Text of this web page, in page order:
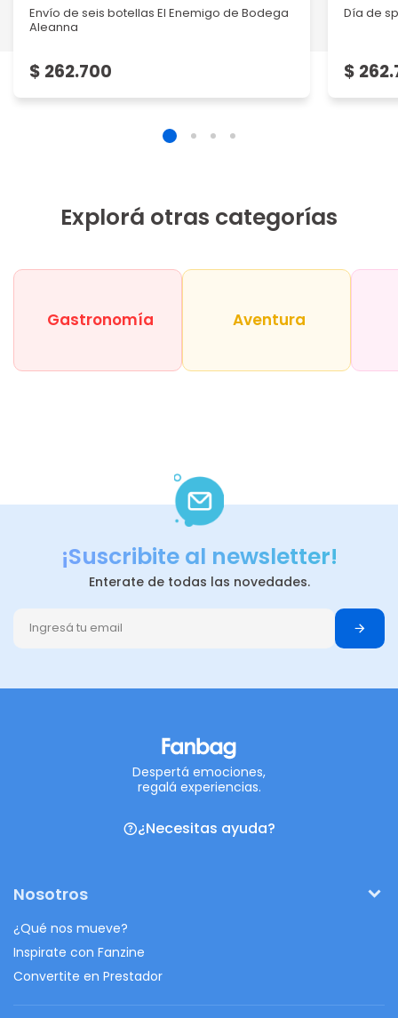
Envío de seis botellas El Enemigo de Bodega
Aleanna
$ 262.700
Día de
$
Explorá otras categorías
Gastronomía Aventura
¡Suscribite al newsletter!
Enterate de todas las novedades.
Despertá emociones,
regalá experiencias.
¿Necesitas ayuda?
Nosotros
¿Qué nos mueve?
Inspirate con Fanzine
Convertite en Prestador